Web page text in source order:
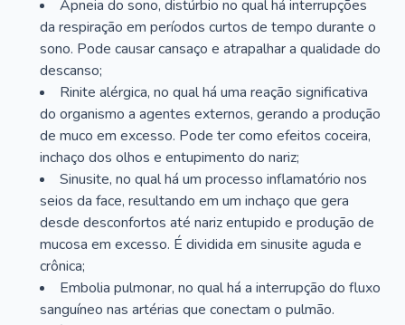
Apneia do sono, distúrbio no qual há interrupções
da respiração em períodos curtos de tempo durante o
sono. Pode causar cansaço e atrapalhar a qualidade do
descanso;
Rinite alérgica, no qual há uma reação significativa
do organismo a agentes externos, gerando a produção
de muco em excesso. Pode ter como efeitos coceira,
inchaço dos olhos e entupimento do nariz;
Sinusite, no qual há um processo inflamatório nos
seios da face, resultando em um inchaço que gera
desde desconfortos até nariz entupido e produção de
mucosa em excesso. É dividida em sinusite aguda e
crônica;
Embolia pulmonar, no qual há a interrupção do fluxo
sanguíneo nas artérias que conectam o pulmão.